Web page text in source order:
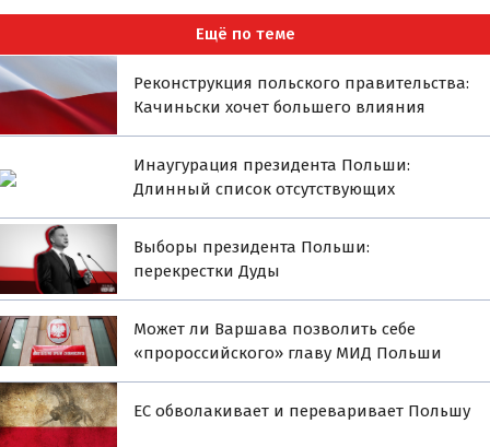
Ещё по теме
Реконструкция польского правительства:
Качиньски хочет большего влияния
Инаугурация президента Польши:
Длинный список отсутствующих
Выборы президента Польши:
перекрестки Дуды
Может ли Варшава позволить себе
«пророссийского» главу МИД Польши
ЕС обволакивает и переваривает Польшу